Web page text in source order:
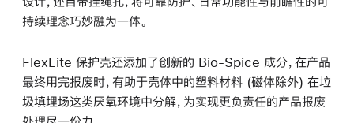
持续理念巧妙融为一体。
FlexLite 保护壳还添加了创新的 Bio-Spice 成分，在产品
最终用完报废时，有助于壳体中的塑料材料 (磁体除外) 在垃
圾填埋场这类厌氧环境中分解，为实现更负责任的产品报废